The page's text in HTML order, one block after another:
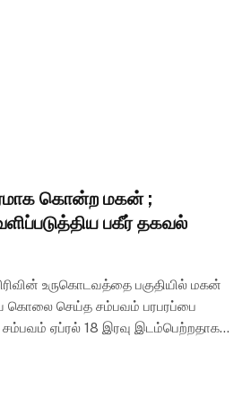
கொன்ற மகன் ;
பகீர் தகவல்
உருகொடவத்தை பகுதியில் மகன்
கொலை செய்த சம்பவம் பரபரப்பை
சம்பவம் ஏப்ரல் 18 இரவு இடம்பெற்றதாக…